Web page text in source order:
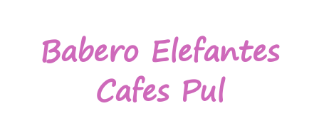
Babero Elefantes
Cafes Pul